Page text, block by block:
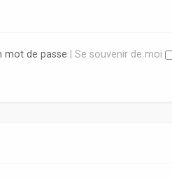
mot de passe Se souvenir de moi